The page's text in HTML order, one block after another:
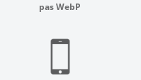
pas WebP